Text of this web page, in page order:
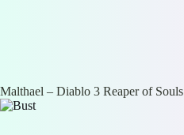
Malthael – Diablo 3 Reaper of Souls